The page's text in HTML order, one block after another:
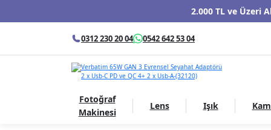
2.000 TL ve Üzeri
0312 230 20 04 0542 642 53 04
Fotoğraf
Makinesi
Lens Işık